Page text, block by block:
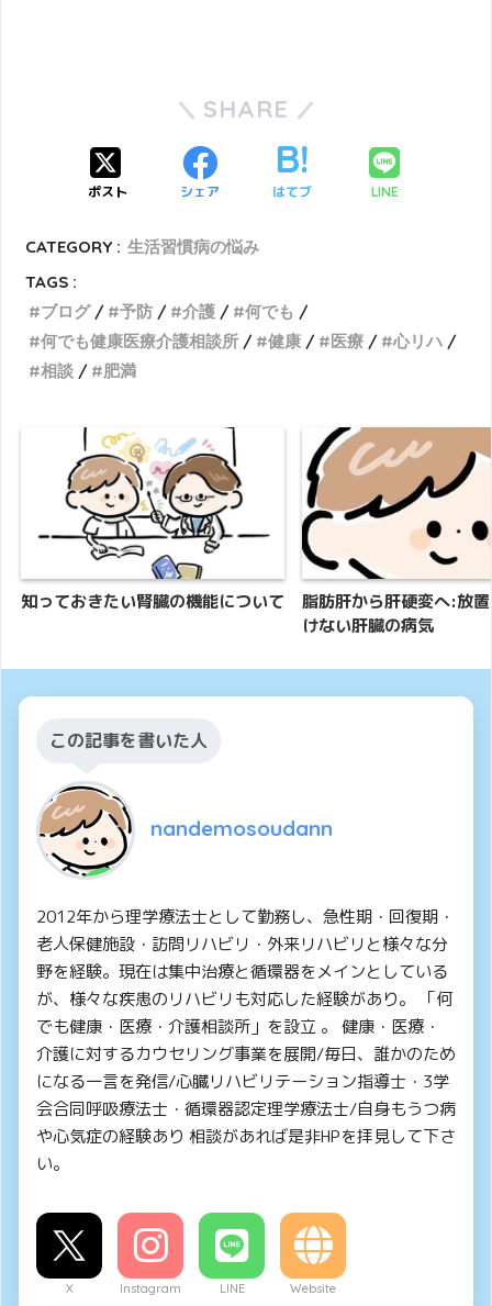
SHARE
ポスト シェア はてブ LINE
CATEGORY : 生活習慣病の悩み
TAGS :
ブログ
予防 介護
何でも
何でも健康医療介護相談所
健康 医療
心リハ
相談
肥満
知っておきたい腎臓の機能について
脂肪肝から肝硬変へ:放
けない肝臓の病気
この記事を書いた人
nandemosoudann
2012年から理学療法士として勤務し、急性期・回復期・
老人保健施設・訪問リハビリ・外来リハビリと様々な分
野を経験。現在は集中治療と循環器をメインとしている
が、様々な疾患のリハビリも対応した経験があり。 「何
でも健康・医療・介護相談所」を設立 。 健康・医療・
介護に対するカウセリング事業を展開/毎日、誰かのため
になる一言を発信/心臓リハビリテーション指導士・3学
会合同呼吸療法士・循環器認定理学療法士/自身もうつ病
や心気症の経験あり 相談があれば是非HPを拝見して下さ
い。
X Instagram LINE Website